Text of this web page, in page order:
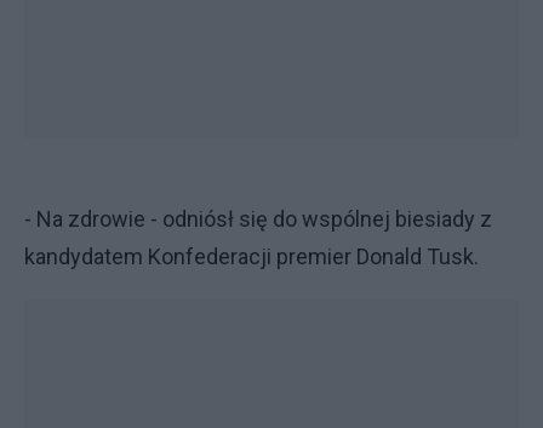
- Na zdrowie - odniósł się do wspólnej biesiady z
kandydatem Konfederacji premier Donald Tusk.